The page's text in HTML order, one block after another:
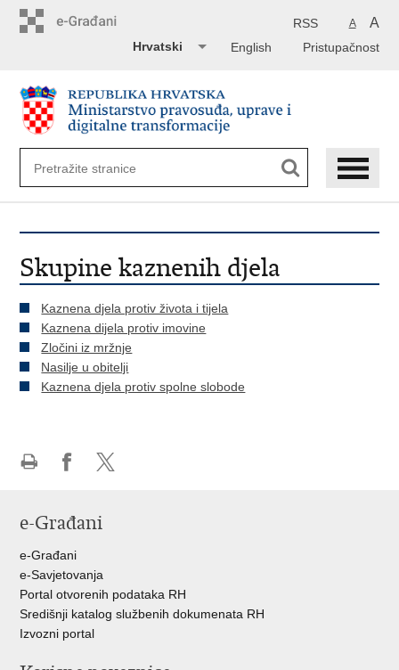
A A
RSS
Pristupačnost
English
Hrvatski
Skupine kaznenih djela
Kaznena djela protiv života i tijela
Kaznena dijela protiv imovine
Zločini iz mržnje
Nasilje u obitelji
Kaznena djela protiv spolne slobode
FacebookuTwitteru
e-Građani
e-Građani
e-Savjetovanja
Portal otvorenih podataka RH
Središnji katalog službenih dokumenata RH
Izvozni portal